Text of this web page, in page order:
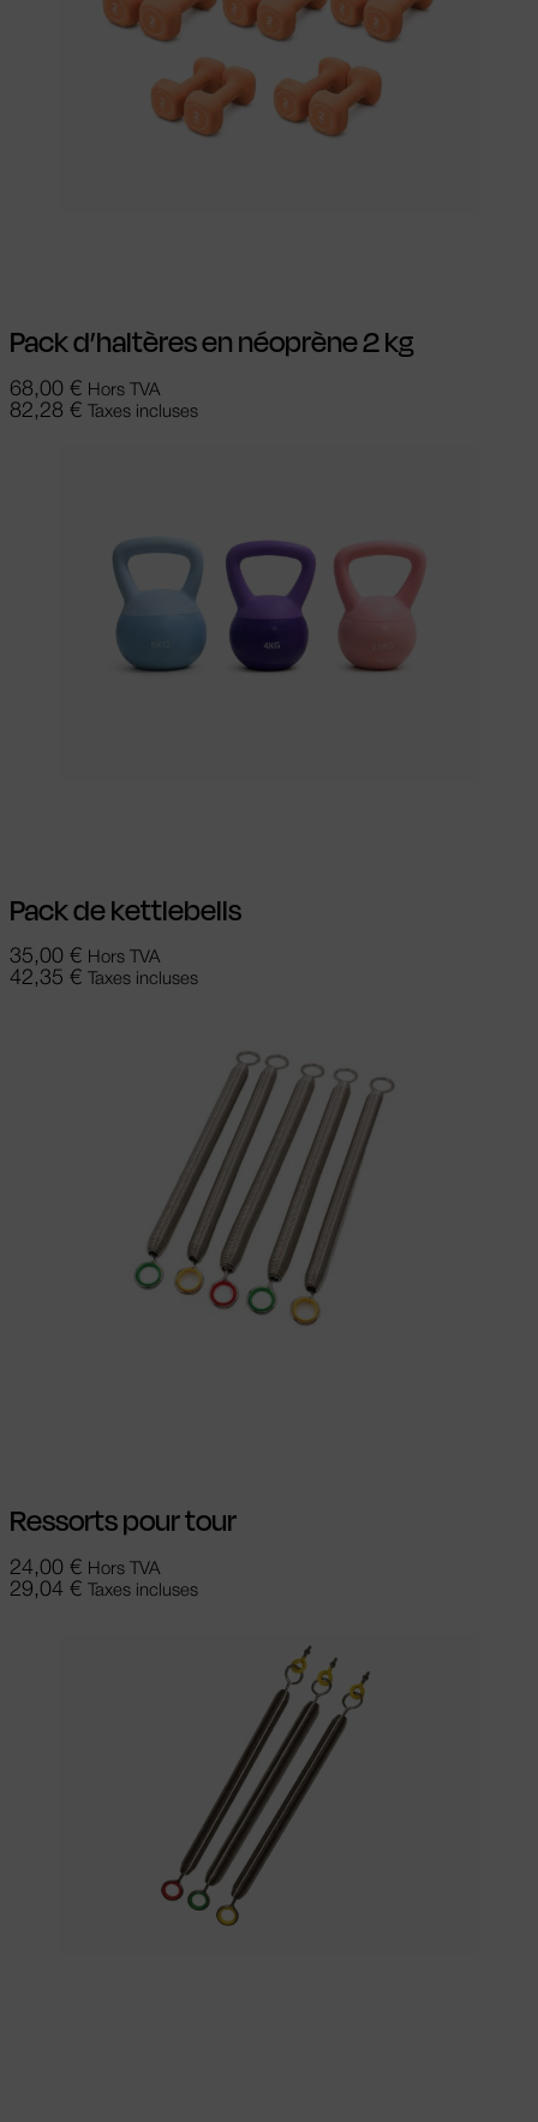
Pack d’haltères en néoprène 2 kg
68,00 € Hors TVA
82,28 € Taxes incluses
Pack de kettlebells
35,00 € Hors TVA
42,35 € Taxes incluses
Ressorts pour tour
24,00 € Hors TVA
29,04 € Taxes incluses